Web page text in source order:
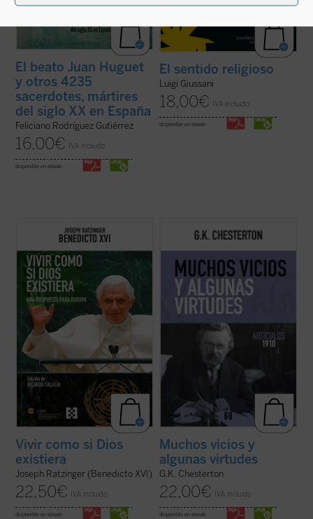
El beato Juan Huguet
y otros 4235
sacerdotes, mártires
del siglo XX en España
Feliciano Rodríguez Gutiérrez
16,00€ IVA incluido
disponible en ebook:
El sentido religioso
Luigi Giussani
18,00€ IVA incluido
disponible en ebook:
El propósito de este libro no es otro que
, tomando en serio lo que
tradición intelectual. Reúne textos de
Joseph Ratzinger/Benedicto XVI en torno a
un hilo conductor: su gran ...
(ver ficha)
Vivir como si Dios
existiera
Joseph Ratzinger (Benedicto XVI)
22,50€ IVA incluido
disponible en ebook:
Presentamos el quinto volumen de la serie
en el que encontraremos nuevamente todo
1910 se nos presentan quizá más variados
y combativos que otros años aunque ...(ver
ficha)
Muchos vicios y
algunas virtudes
G.K. Chesterton
22,00€ IVA incluido
disponible en ebook: